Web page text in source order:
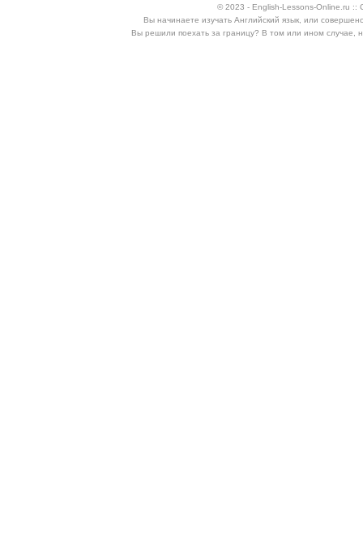
© 2023 - English-Lessons-Online.ru ::
Вы начинаете изучать Английский язык, или
Вы решили поехать за границу? В том или ином случае,